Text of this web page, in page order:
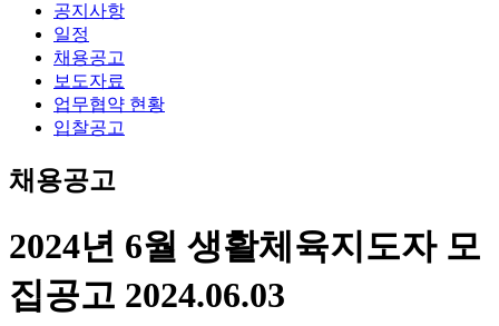
공지사항
일정
채용공고
보도자료
업무협약 현황
입찰공고
채용공고
2024년 6월 생활체육지도자 모
집공고 2024.06.03